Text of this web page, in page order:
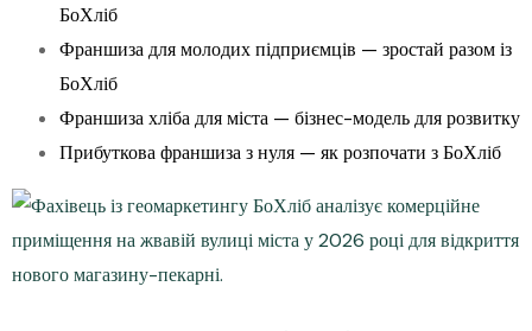
БоХліб
Франшиза для молодих підприємців — зростай разом із
БоХліб
Франшиза хліба для міста — бізнес-модель для розвитку
Прибуткова франшиза з нуля — як розпочати з БоХліб